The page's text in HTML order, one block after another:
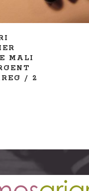
MALI
/ 2